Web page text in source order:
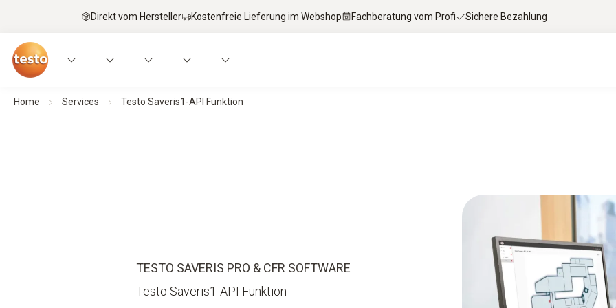
Direkt vom Hersteller Kostenfreie Lieferung im Webshop Fachberatung vom Profi Sichere Bezahlung
Home Services Testo Saveris1-API Funktion
TESTO SAVERIS PRO & CFR SOFTWARE
Testo Saveris1-API Funktion